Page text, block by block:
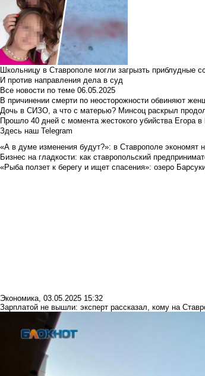
Школьницу в Ставрополе могли загрызть приблудные
И против направления дела в суд
Все новости по теме 06.05.2025
В причинении смерти по неосторожности обвиняют
Дочь в СИЗО, а что с матерью? Минсоц раскрыл
Прошло 40 дней с момента жестокого убийства Егора в
Здесь наш Telegram
«А в думе изменения будут?»: в Ставрополе экономят
Бизнес на гладкости: как ставропольский
«Рыба ползет к берегу и ищет спасения»: озеро
Экономика, 03.05.2025 15:32
Зарплатой не вышли: эксперт рассказал, кому на